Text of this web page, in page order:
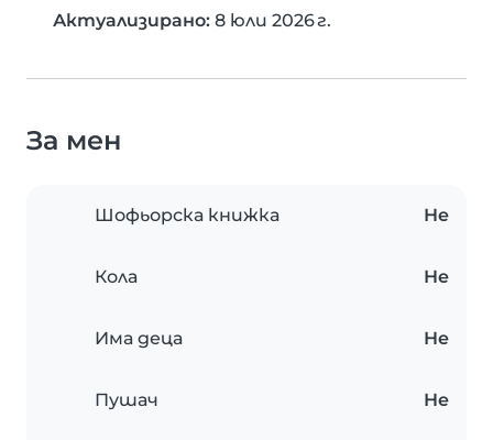
Актуализирано: 8 юли 2026 г.
За мен
Шофьорска книжка Не
Кола Не
Има деца Не
Пушач Не